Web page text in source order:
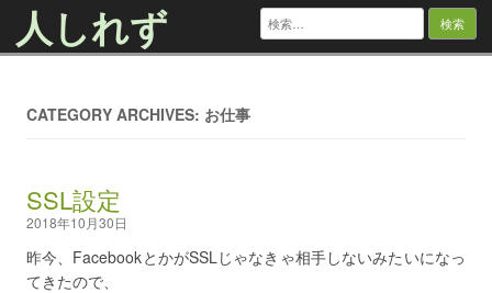
人しれず 検
索:
CATEGORY ARCHIVES: お仕事
SSL設定
2018年10月30日
昨今、FacebookとかがSSLじゃなきゃ相手しないみたいになっ
てきたので、